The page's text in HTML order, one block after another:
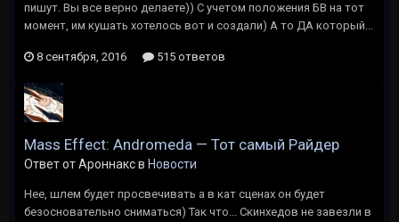
пишут. Вы все верно делаете)) С учетом положения БВ на тот
момент, им кушать хотелось вот и создали) А то ДА который...
8 сентября, 2016 515 ответов
Mass Effect: Andromeda — Тот самый Райдер
Ответ от Ароннакс в Новости
Нее, шлем будет просвечивать а в кат сценах он будет
безосновательно сниматься) Так что... Скинхедов не завезли в